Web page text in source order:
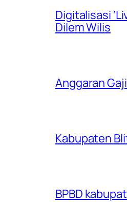
Digitalisasi
Dilem Wilis
Anggaran
Kabupaten
BPBD